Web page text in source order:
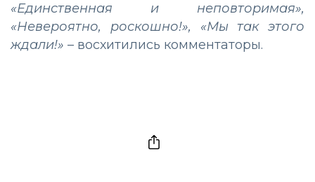
«Единственная и неповторимая»,
«Невероятно, роскошно!», «Мы так этого
ждали!» – восхитились комментаторы.